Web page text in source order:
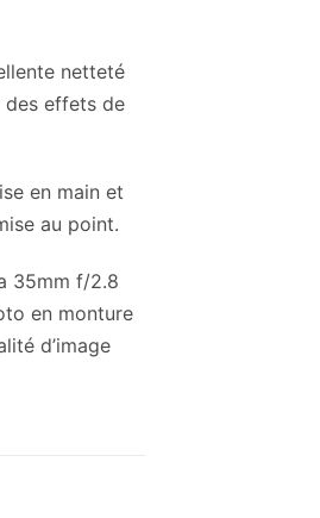
netteté
des effets de
en main et
au point.
35mm f/2.8
en monture
d’image